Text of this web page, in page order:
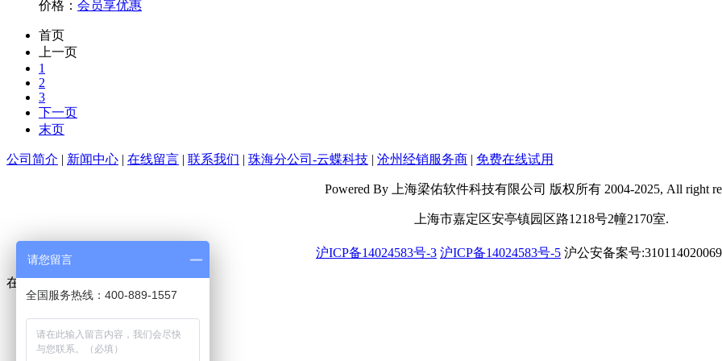
价格： 会员享优惠
首页
上一页
1
2
3
下一页
末页
公司简介 | 新闻中心 | 在线留言 | 联系我们 | 珠海分公司-云蝶科技 | 沧州经销服务商 | 免费在线试用
Powered By 上海梁佑软件科技有限公司 版权所有 2004-2025, All right
上海市嘉定区安亭镇园区路1218号2幢2170室.
沪ICP备14024583号-3 沪ICP备14024583号-5 沪公安备案号
在线客服
业务加盟
请您留言
全国服务热线：400-889-1557